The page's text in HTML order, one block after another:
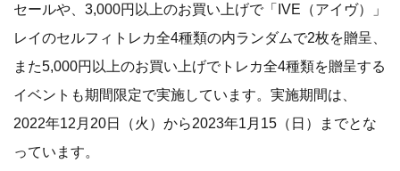
セールや、3,000円以上のお買い上げで「IVE（アイヴ）」
レイのセルフィトレカ全4種類の内ランダムで2枚を贈呈、
また5,000円以上のお買い上げでトレカ全4種類を贈呈する
イベントも期間限定で実施しています。実施期間は、
2022年12月20日（火）から2023年1月15（日）までとな
っています。